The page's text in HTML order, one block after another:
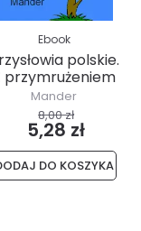
Ebook
polskie.
przymrużeniem
oka
Mander
8,00 zł
5,28 zł
DO KOSZYKA